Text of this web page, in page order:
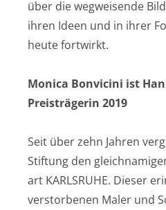
über die wegweisende
ihren Ideen und in ihrer
heute fortwirkt.
Monica Bonvicini ist
Preisträgerin 2019
Seit über zehn Jahren
Stiftung den
art KARLSRUHE. Dieser
verstorbenen Maler und